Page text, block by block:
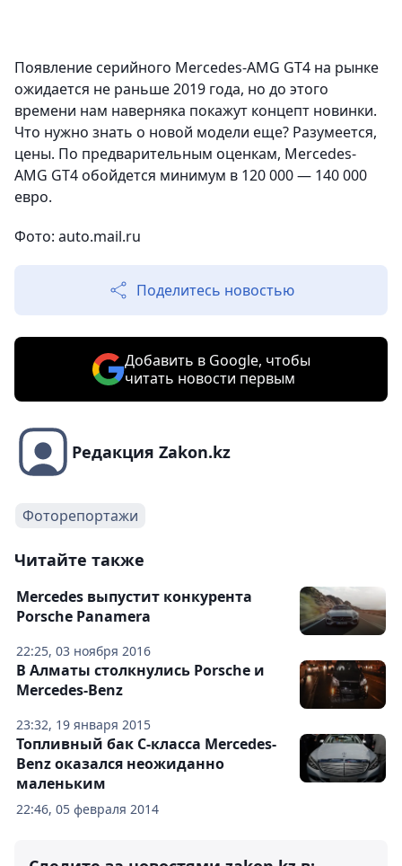
Появление серийного Mercedes-AMG GT4 на рынке
ожидается не раньше 2019 года, но до этого
времени нам наверняка покажут концепт новинки.
Что нужно знать о новой модели еще? Разумеется,
цены. По предварительным оценкам, Mercedes-
AMG GT4 обойдется минимум в 120 000 — 140 000
евро.
Фото: auto.mail.ru
Поделитесь новостью
Добавить в Google, чтобы
читать новости первым
Редакция Zakon.kz
Фоторепортажи
Читайте также
22:25, 03 ноября 2016
Mercedes выпустит конкурента
Porsche Panamera
23:32, 19 января 2015
В Алматы столкнулись Porsche и
Mercedes-Benz
22:46, 05 февраля 2014
Топливный бак C-класса Mercedes-
Benz оказался неожиданно
маленьким